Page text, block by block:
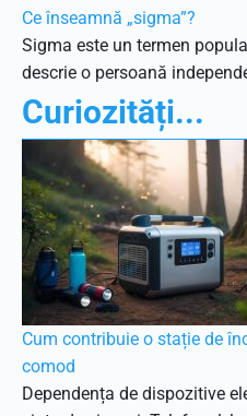
Ce înseamnă „sigma”?
Sigma este un termen
descrie o persoană
Curiozități...
Cum contribuie o stație de
comod
Dependența de dispozitive